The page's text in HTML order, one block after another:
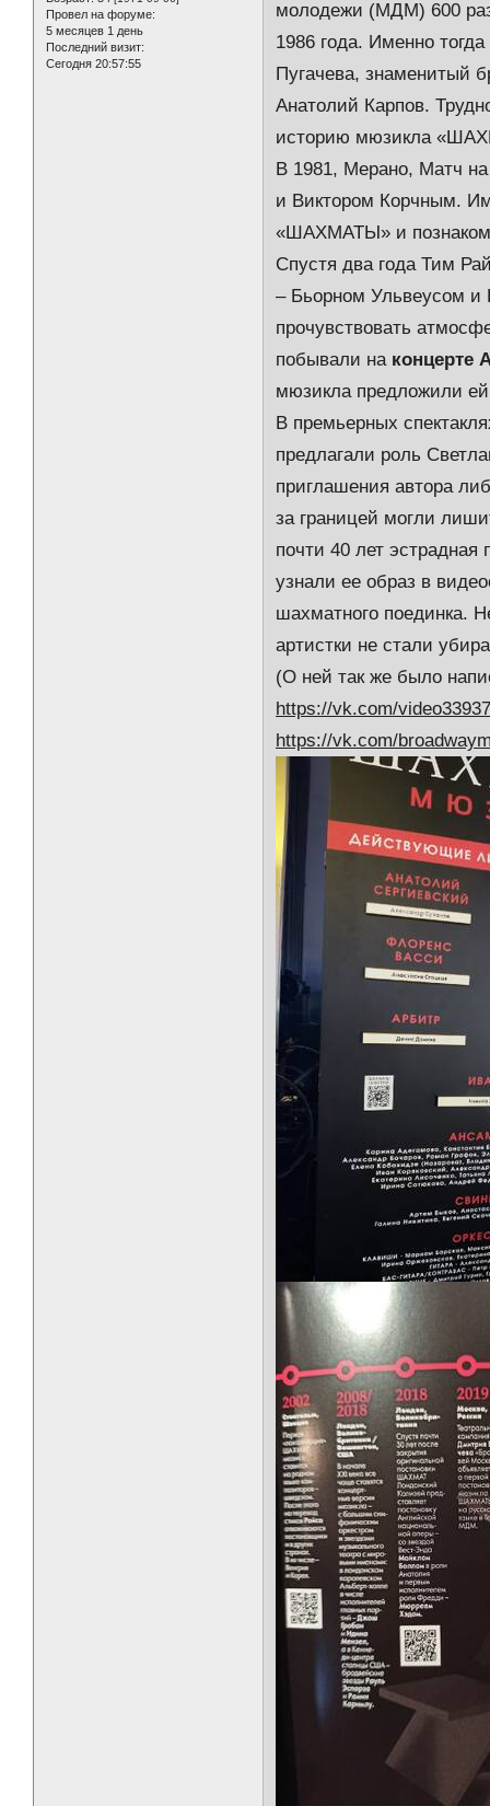
Провел на форуме:
5 месяцев 1 день
Последний визит:
Сегодня 20:57:55
молодежи (МДМ) 600
1986 года. Именно
Пугачева, знаменитый
Анатолий Карпов.
историю мюзикла
В 1981, Мерано, Матч
и Виктором Корчным.
«ШАХМАТЫ» и
Спустя два года Тим
– Бьорном Ульвеусом и
прочувствовать
побывали наконцерте
мюзикла предложили
В премьерных
предлагали роль
приглашения автора
за границей могли
почти 40 лет
узнали ее образ в
шахматного поединка.
артистки не стали
(О ней так же было
https://vk.com/
https://vk.com/